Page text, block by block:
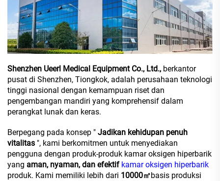
Shenzhen Ueerl Medical Equipment Co., Ltd., berkantor
pusat di Shenzhen, Tiongkok, adalah perusahaan teknologi
tinggi nasional dengan kemampuan riset dan
pengembangan mandiri yang komprehensif dalam
perangkat lunak dan keras.
Berpegang pada konsep " Jadikan kehidupan penuh
vitalitas ", kami berkomitmen untuk menyediakan
pengguna dengan produk-produk kamar oksigen hiperbarik
yang aman, nyaman, dan efektif kamar oksigen hiperbarik
produk. Kami memiliki lebih dari 10000㎡ basis produksi